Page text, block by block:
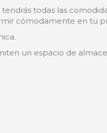
todas las
cómodamente en tu
un espacio de